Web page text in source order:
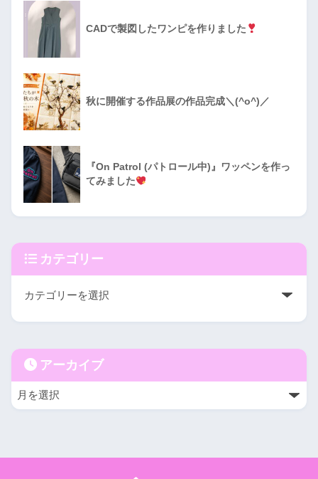
CADで製図したワンピを作りました
秋に開催する作品展の作品完成＼(^o^)／
『On Patrol (パトロール中)』ワッペンを作っ
てみました
カテゴリー
アーカイブ